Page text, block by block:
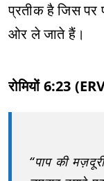
प्रतीक है जिस पर
ओर ले जाते हैं।
रोमियों 6:23
“पाप की